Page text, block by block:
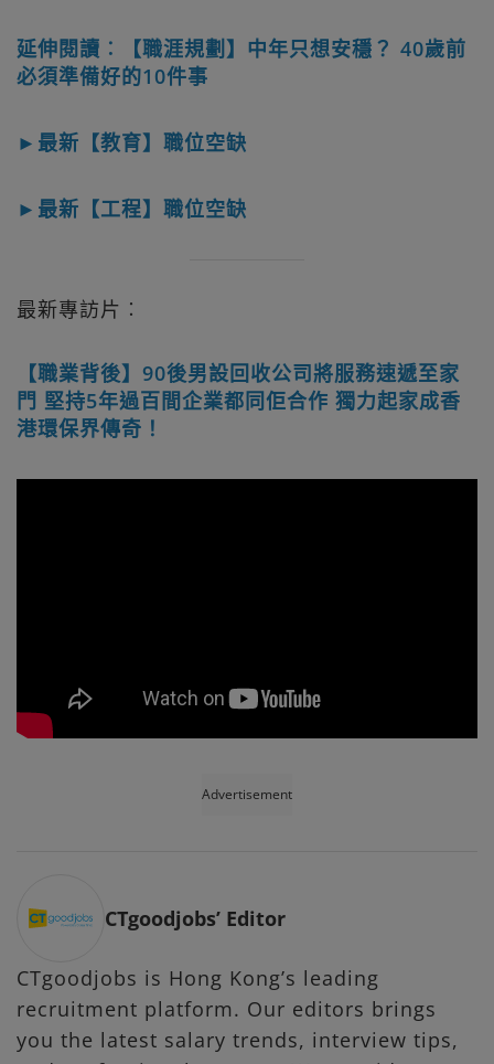
延伸閱讀︰【職涯規劃】中年只想安穩？ 40歲前
必須準備好的10件事
►最新【教育】職位空缺
►最新【工程】職位空缺
最新專訪片︰
【職業背後】90後男設回收公司將服務速遞至家
門 堅持5年過百間企業都同佢合作 獨力起家成香
港環保界傳奇！
Advertisement
CTgoodjobs’ Editor
CTgoodjobs is Hong Kong’s leading
recruitment platform. Our editors brings
you the latest salary trends, interview tips,